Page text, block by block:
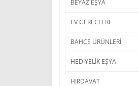
BEYAZ EŞYA
EV GERECLERİ
BAHCE ÜRÜNLERİ
HEDİYELİK EŞYA
HIRDAVAT